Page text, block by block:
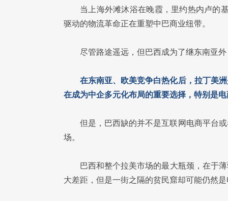
当上海外滩沐浴在晚霞，里约热内卢
驱动的物流革命正在重塑中巴商业纽带。
尽管路途遥远，但巴西成为了继东南亚
在东南亚、欧美竞争白热化后，拉丁美
在成为中企多元化布局的重要选择，特别是
但是，巴西缺的并不是互联网电商平台
场。
巴西和整个拉美市场的最大瓶颈，在于
大差距，但是一街之隔的贫民窟却可能仍然是